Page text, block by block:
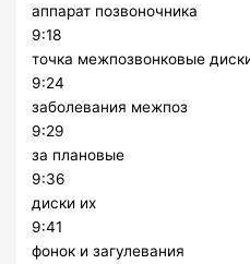
аппарат позвоночника
9:18
точка межпозвонковые
9:24
заболевания межпоз
9:29
за плановые
9:36
диски их
9:41
фонок и загулевания